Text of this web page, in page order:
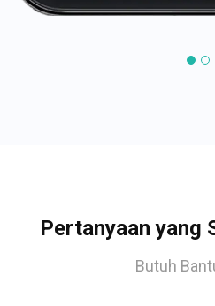
Pertanyaan yang
Butuh